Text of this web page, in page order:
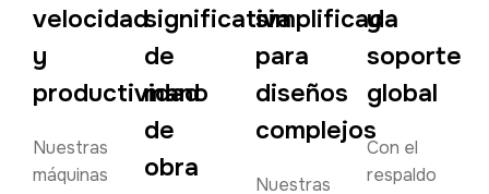
velocidad
y
productividad
Nuestras
máquinas
significativa
de
mano
de
obra
simplificada
para
diseños
complejos
Nuestras
y
soporte
global
Con el
respaldo